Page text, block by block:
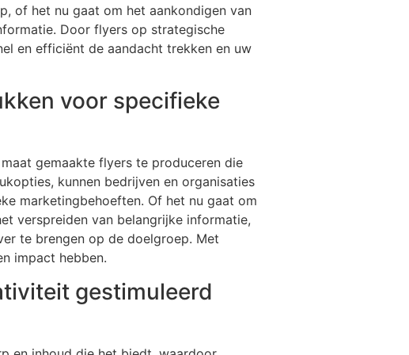
of het nu gaat om het aankondigen van
Door flyers op strategische
en efficiënt de aandacht trekken en uw
voor specifieke
gemaakte flyers te produceren die
kunnen bedrijven en organisaties
marketingbehoeften. Of het nu gaat om
verspreiden van belangrijke informatie,
te brengen op de doelgroep. Met
impact hebben.
gestimuleerd